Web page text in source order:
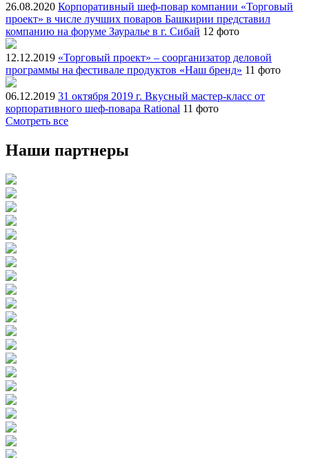
26.08.2020 Корпоративный шеф-повар компании «Торговый
проект» в числе лучших поваров Башкирии представил
компанию на форуме Зауралье в г. Сибай 12 фото
12.12.2019 «Торговый проект» – соорганизатор деловой
программы на фестивале продуктов «Наш бренд» 11 фото
06.12.2019 31 октября 2019 г. Вкусный мастер-класс от
корпоративного шеф-повара Rational 11 фото
Смотреть все
Наши партнеры